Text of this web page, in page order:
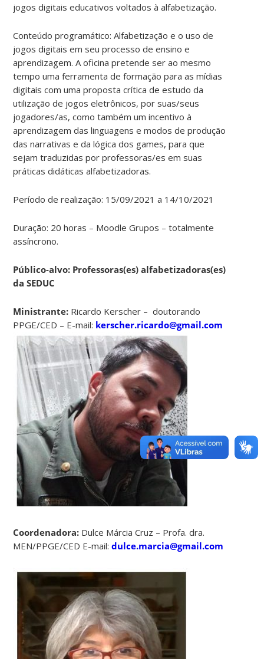
jogos digitais educativos voltados à alfabetização.
Conteúdo programático: Alfabetização e o uso de
jogos digitais em seu processo de ensino e
aprendizagem. A oficina pretende ser ao mesmo
tempo uma ferramenta de formação para as mídias
digitais com uma proposta crítica de estudo da
utilização de jogos eletrônicos, por suas/seus
jogadores/as, como também um incentivo à
aprendizagem das linguagens e modos de produção
das narrativas e da lógica dos games, para que
sejam traduzidas por professoras/es em suas
práticas didáticas alfabetizadoras.
Período de realização: 15/09/2021 a 14/10/2021
Duração: 20 horas – Moodle Grupos – totalmente
assíncrono.
Público-alvo: Professoras(es) alfabetizadoras(es)
da SEDUC
Ministrante: Ricardo Kerscher – doutorando
PPGE/CED – E-mail: kerscher.ricardo@gmail.com
Coordenadora: Dulce Márcia Cruz – Profa. dra.
MEN/PPGE/CED E-mail:dulce.marcia@gmail.com